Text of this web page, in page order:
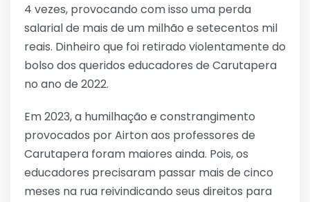
4 vezes, provocando com isso uma perda
salarial de mais de um milhão e setecentos mil
reais. Dinheiro que foi retirado violentamente do
bolso dos queridos educadores de Carutapera
no ano de 2022.
Em 2023, a humilhação e constrangimento
provocados por Airton aos professores de
Carutapera foram maiores ainda. Pois, os
educadores precisaram passar mais de cinco
meses na rua reivindicando seus direitos para